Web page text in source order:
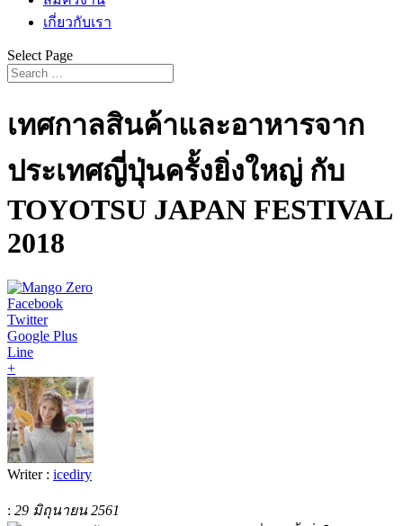
เกี่ยวกับเรา
Select Page
เทศกาลสินค้าและอาหารจาก
ประเทศญี่ปุ่นครั้งยิ่งใหญ่ กับ
TOYOTSU JAPAN FESTIVAL
2018
Facebook
Twitter
Google Plus
Line
+
Writer : icediry
: 29 มิถุนายน 2561